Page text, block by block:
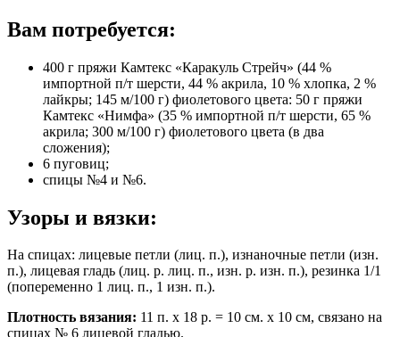
Вам потребуется:
400 г пряжи Камтекс «Каракуль Стрейч» (44 %
импортной п/т шерсти, 44 % акрила, 10 % хлопка, 2 %
лайкры; 145 м/100 г) фиолетового цвета: 50 г пряжи
Камтекс «Нимфа» (35 % импортной п/т шерсти, 65 %
акрила; 300 м/100 г) фиолетового цвета (в два
сложения);
6 пуговиц;
спицы №4 и №6.
Узоры и вязки:
На спицах: лицевые петли (лиц. п.), изнаночные петли (изн.
п.), лицевая гладь (лиц. р. лиц. п., изн. р. изн. п.), резинка 1/1
(попеременно 1 лиц. п., 1 изн. п.).
Плотность вязания: 11 п. х 18 р. = 10 см. х 10 см, связано на
спицах № 6 лицевой гладью.